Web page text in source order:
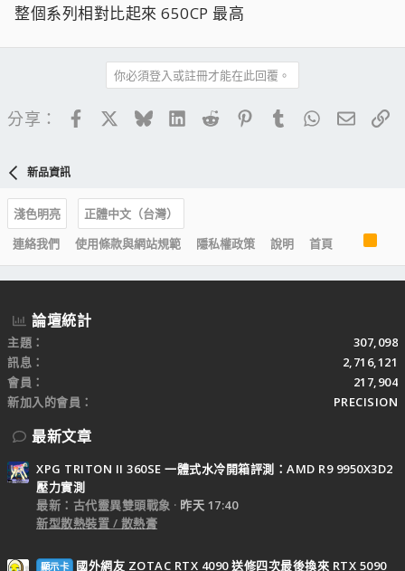
整個系列相對比起來 650CP 最高
你必須登入或註冊才能在此回覆。
分享： FacebookBlueskyLinkedIn
Reddit PinterestTumblrWhatsApp
電子
新品資訊
淺色明亮
正體中文（台灣）
連絡我們
使用條款與網站規範 隱私權政策 說明 首頁
S
論壇統計
主題
307,098
訊息
2,716,121
會員
217,904
新加入的會員
PRECISION
最新文章
XPG TRITON II 360SE 一體式水冷開箱評測：AMD R9 9950X3D2
壓力實測
最新：古代靈異雙頭戰象
昨天 17:40
新型散熱裝置 / 散熱膏
顯示卡
國外網友 ZOTAC RTX 4090 送修四次最後換來 RTX 5090